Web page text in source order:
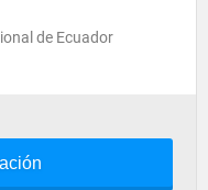
de Ecuador